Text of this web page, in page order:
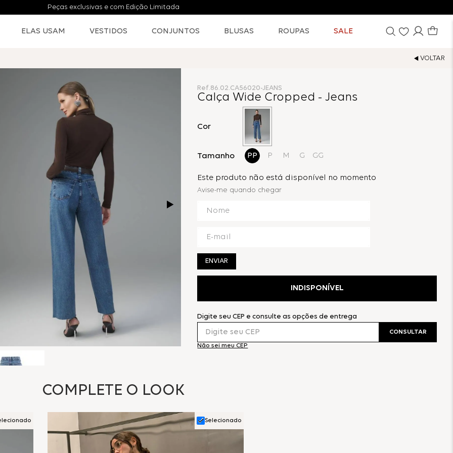
Peças exclusivas e com Edição Limitada
ELAS USAM VESTIDOS CONJUNTOS BLUSAS ROUPAS SALE
Ref.86.02.CA56020-JEANS
Calça Wide Cropped - Jeans
Cor
Tamanho PP P M G GG
Este produto não está disponível no momento
ENVIAR
INDISPONÍVEL
Digite seu CEP e consulte as opções de entrega
Não sei meu CEP
CONSULTAR
COMPLETE O LOOK
Selecionado